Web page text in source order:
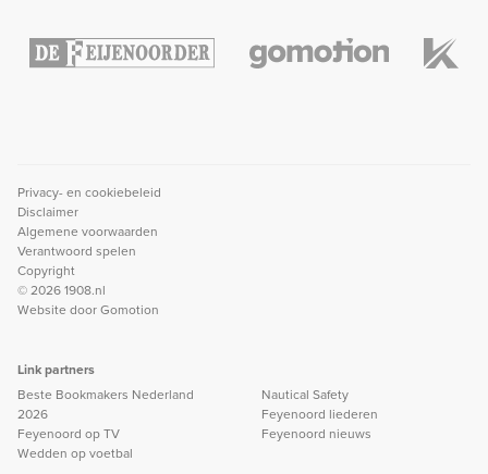
Privacy- en cookiebeleid
Disclaimer
Algemene voorwaarden
Verantwoord spelen
Copyright
© 2026 1908.nl
Website doorGomotion
Link partners
Beste Bookmakers Nederland
2026
Feyenoord op TV
Wedden op voetbal
Nautical Safety
Feyenoord liederen
Feyenoord nieuws